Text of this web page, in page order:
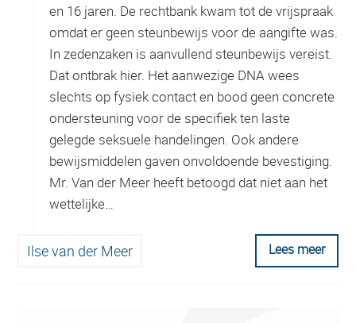
en 16 jaren. De rechtbank kwam tot de vrijspraak
omdat er geen steunbewijs voor de aangifte was.
In zedenzaken is aanvullend steunbewijs vereist.
Dat ontbrak hier. Het aanwezige DNA wees
slechts op fysiek contact en bood geen concrete
ondersteuning voor de specifiek ten laste
gelegde seksuele handelingen. Ook andere
bewijsmiddelen gaven onvoldoende bevestiging.
Mr. Van der Meer heeft betoogd dat niet aan het
wettelijke…
Ilse van der Meer Lees meer